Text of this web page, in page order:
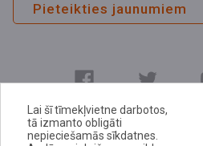
Pieteikties jaunumiem
Lai šī tīmekļvietne darbotos,
tā izmanto obligāti
nepieciešamās sīkdatnes.